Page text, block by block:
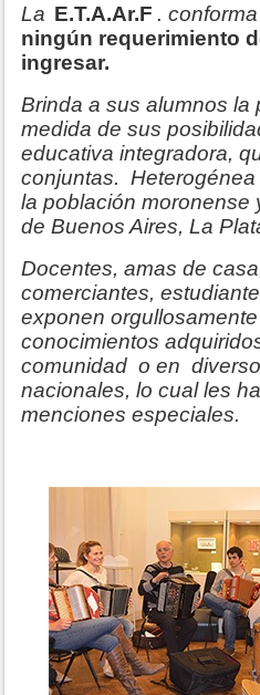
La E.T.A.Ar.F .
ningún requerimiento
ingresar.
Brinda a sus alumnos la
medida de sus
educativa integradora,
conjuntas.
la población
de Buenos Aires, La
Docentes, amas de
comerciantes,
exponen
conocimientos
comunidad o en
nacionales, lo cual les
menciones especiales.